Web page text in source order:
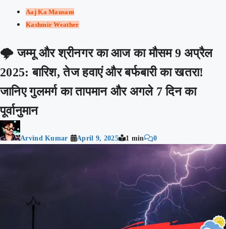
Aaj Ka Mausam
Kashmir Weather
🌩️ जम्मू और श्रीनगर का आज का मौसम 9 अप्रैल
2025: बारिश, तेज हवाएं और बर्फबारी का खतरा!
जानिए गुलमर्ग का तापमान और अगले 7 दिन का
पूर्वानुमान
Arvind Kumar April 9, 2025 1 min 0